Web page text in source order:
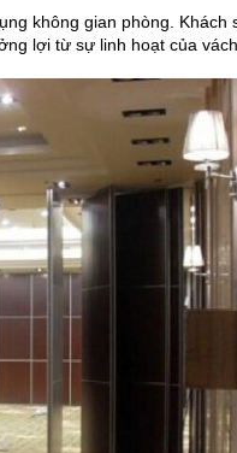
không gian phòng.
Khách
lợi từ sự linh hoạt của